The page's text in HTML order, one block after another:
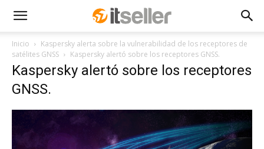
Inicio
Kaspersky alerta sobre la vulnerabilidad de los receptores de
satélites GNSS
Kaspersky alertó sobre los receptores GNSS.
Kaspersky alertó sobre los receptores
GNSS.